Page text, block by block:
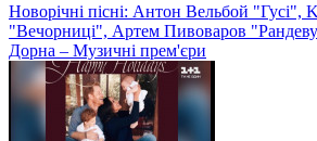
Новорічні пісні: Антон Вельбой "Гусі",
"Вечорниці", Артем Пивоваров "Рандеву"
Дорна – Музичні прем'єри